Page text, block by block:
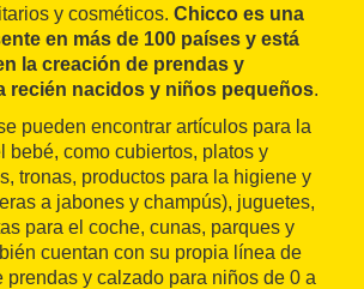
y cosméticos. Chicco es una
en más de 100 países y está
la creación de prendas y
recién nacidos y niños pequeños.
pueden encontrar artículos para la
bebé, como cubiertos, platos y
tronas, productos para la higiene y
a jabones y champús), juguetes,
para el coche, cunas, parques y
cuentan con su propia línea de
prendas y calzado para niños de 0 a